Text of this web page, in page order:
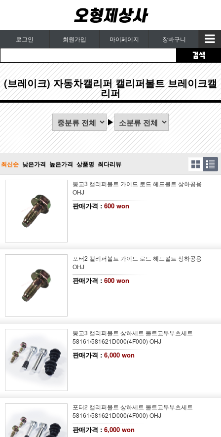
로그인 회원가입 마이페이지 장바구니
(브레이크) 자동차캘리퍼 캘리퍼볼트 브레이크캘
리퍼
최신순 낮은가격 높은가격 상품명 최다리뷰
봉고3 캘리퍼볼트 가이드 로드 헤드볼트 상하공용
OHJ
판매가격 : 600 won
포터2 캘리퍼볼트 가이드 로드 헤드볼트 상하공용
OHJ
판매가격 : 600 won
봉고3 캘리퍼볼트 상하세트 볼트고무부츠세트
58161/581621D000(4F000) OHJ
판매가격 : 6,000 won
포터2 캘리퍼볼트 상하세트 볼트고무부츠세트
58161/581621D000(4F000) OHJ
판매가격 : 6,000 won